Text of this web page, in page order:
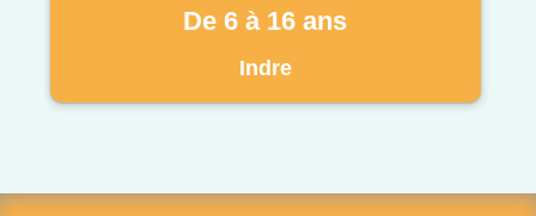
De 6 à 16 ans
Indre